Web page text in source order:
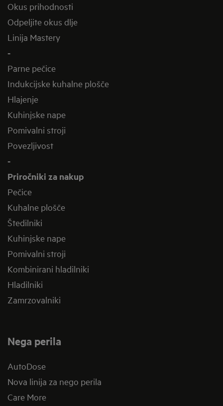
Okus prihodnosti
Odpeljite okus dlje
Linija Mastery
-
Parne pečice
Indukcijske kuhalne plošče
Hlajenje
Kuhinjske nape
Pomivalni stroji
Povezljivost
-
Priročniki za nakup
Pečice
Kuhalne plošče
Štedilniki
Kuhinjske nape
Pomivalni stroji
Kombinirani hladilniki
Hladilniki
Zamrzovalniki
Nega perila
AutoDose
Nova linija za nego perila
Care More